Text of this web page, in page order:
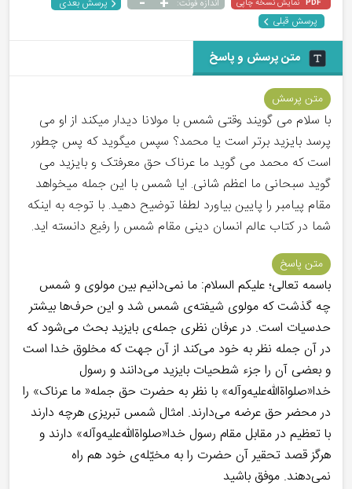
PDF نمایش نسخه چاپی اندازه فونت:
پرسش بعدی
پرسش قبلی
متن پرسش و پاسخ
متن پرسش
با سلام می گویند وقتی شمس با مولانا دیدار میکند از او می
پرسد بایزید برتر است یا محمد؟ سپس میگوید که پس چطور
است که محمد می گوید ما عرناک حق معرفتک و بایزید می
گوید سبحانی ما اعظم شانی. ایا شمس با این جمله میخواهد
مقام پیامبر را پایین بیاورد لطفا توضیح دهید. با توجه به اینکه
شما در کتاب عالم انسان دینی مقام شمس را رفیع دانسته اید.
متن پاسخ
باسمه تعالی؛ علیکم السلام: ما نمی‌دانیم بین مولوی و شمس
چه گذشت که مولوی شیفته‌ی شمس شد و این حرف‌ها بیشتر
حدسیات است. در عرفان نظری جمله‌ی بایزید بحث می‌شود که
در آن جمله نظر به خود می‌کند از آن جهت که مخلوق خدا است
و بعضی آن را جزء شطحیات بایزید می‌دانند و رسول
خدا«صلواة‌الله‌علیه‌وآله» با نظر به حضرت حق جمله« ما عرناک» را
در محضر حق عرضه می‌دارند. امثال شمس تبریزی هرچه دارند
با تعظیم در مقابل مقام رسول خدا«صلواة‌الله‌علیه‌‌و‌آله» دارند و
هرگز قصد تحقیر آن حضرت را به مخیّله‌ی خود هم راه
نمی‌دهند. موفق باشید